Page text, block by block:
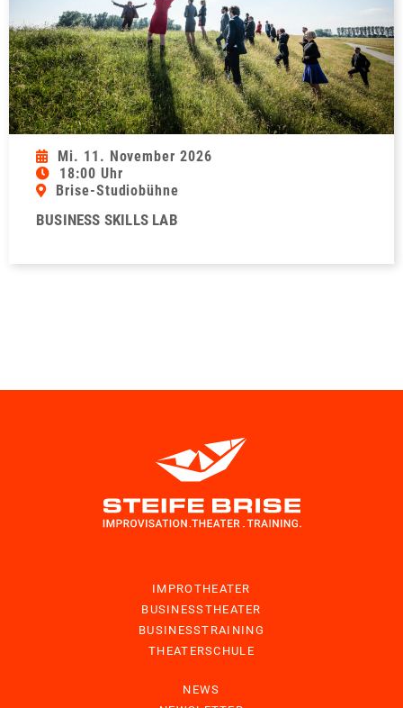
Mi. 11. November 2026
18:00 Uhr
Brise-Studiobühne
BUSINESS SKILLS LAB
IMPROTHEATER
BUSINESSTHEATER
BUSINESSTRAINING
THEATERSCHULE
NEWS